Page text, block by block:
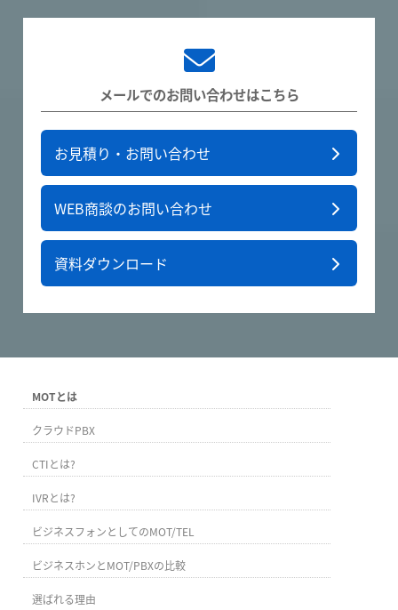
メールでのお問い合わせはこちら
お見積り・お問い合わせ
WEB商談のお問い合わせ
資料ダウンロード
MOTとは
クラウドPBX
CTIとは?
IVRとは?
ビジネスフォンとしてのMOT/TEL
ビジネスホンとMOT/PBXの比較
選ばれる理由